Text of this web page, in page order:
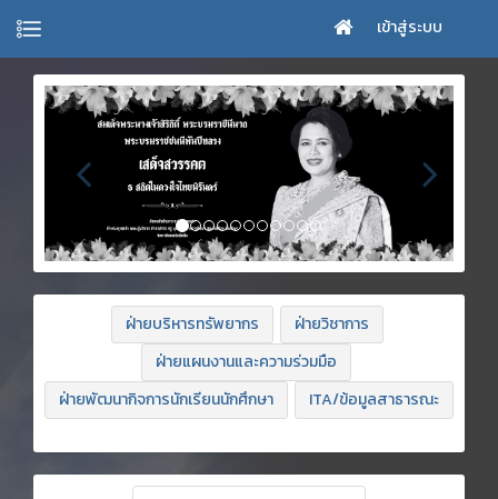
เข้าสู่ระบบ
ฝ่ายบริหารทรัพยากร
ฝ่ายวิชาการ
ฝ่ายแผนงานและความร่วมมือ
ฝ่ายพัฒนากิจการนักเรียนนักศึกษา
ITA/ข้อมูลสาธารณะ